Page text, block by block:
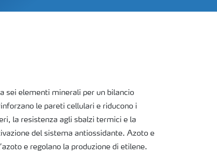
sei elementi minerali per un bilancio
le pareti cellulari e riducono i
la resistenza agli sbalzi termici e la
del sistema antiossidante. Azoto e
e regolano la produzione di etilene.